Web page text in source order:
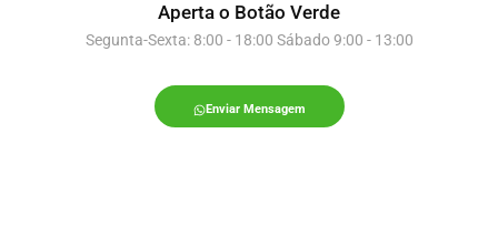
Aperta o Botão Verde
Segunta-Sexta: 8:00 - 18:00 Sábado 9:00 - 13:00
Enviar Mensagem